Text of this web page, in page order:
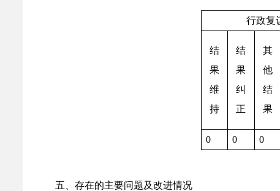
行政复
结
果
维
持
结
果
纠
正
其
他
结
果
0 0 0
五、存在的主要问题及改进情况